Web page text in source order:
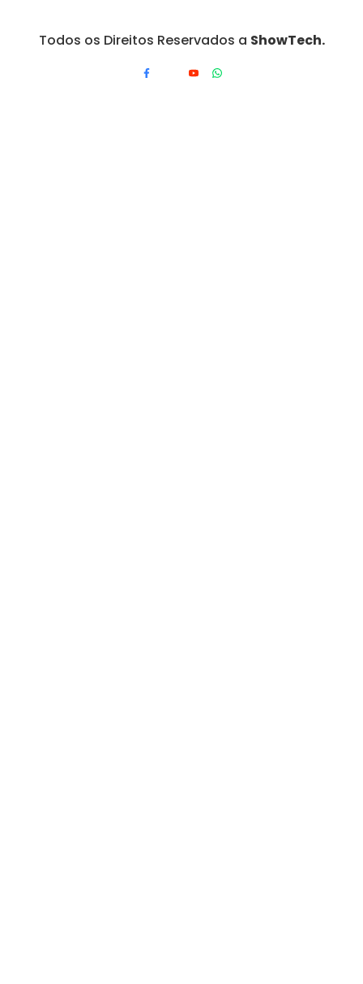
Todos os Direitos Reservados a ShowTech.